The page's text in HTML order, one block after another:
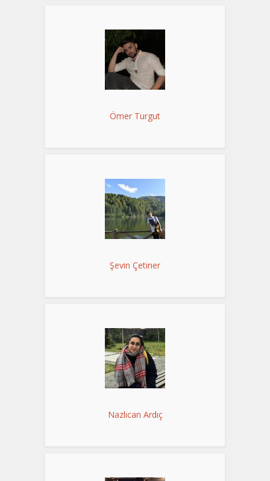
Ömer Turgut
Şevin Çetiner
Nazlıcan Ardıç